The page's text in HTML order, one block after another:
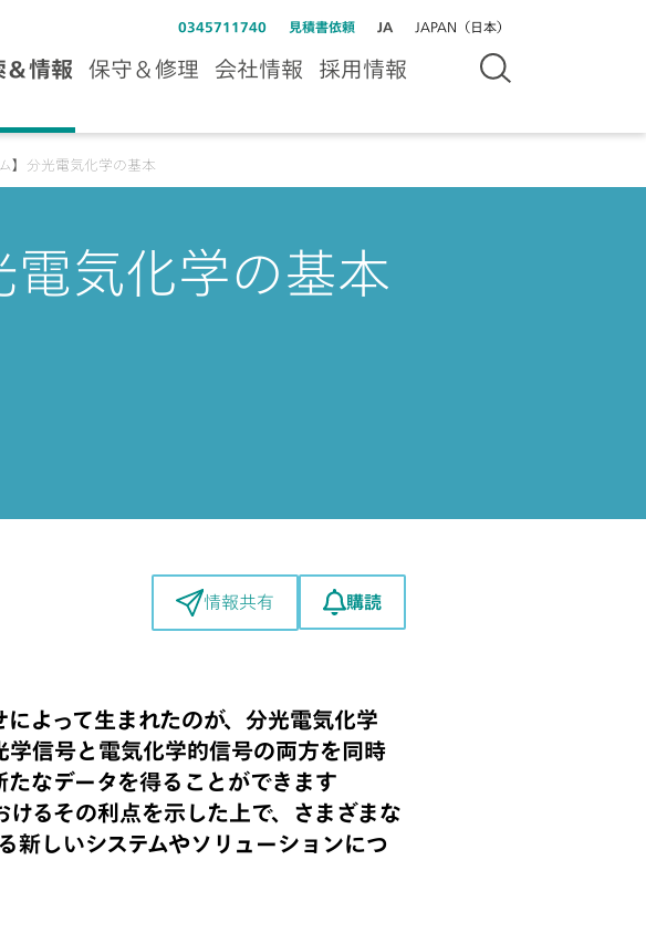
0345711740 見積書依頼 JA JAPAN（日本）
＆情報 保守＆修理 会社情報 採用情報
ム】分光電気化学の基本
電気化学の基本
情報共有 購読
よって生まれたのが、分光電気化学
学信号と電気化学的信号の両方を同時
なデータを得ることができます
るその利点を示した上で、さまざまな
新しいシステムやソリューションにつ